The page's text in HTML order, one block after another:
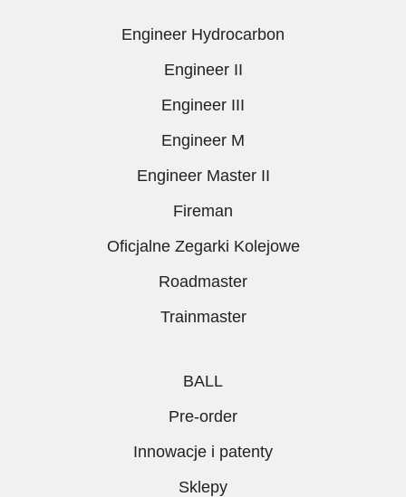
Engineer Hydrocarbon
Engineer II
Engineer III
Engineer M
Engineer Master II
Fireman
Oficjalne Zegarki Kolejowe
Roadmaster
Trainmaster
BALL
Pre-order
Innowacje i patenty
Sklepy